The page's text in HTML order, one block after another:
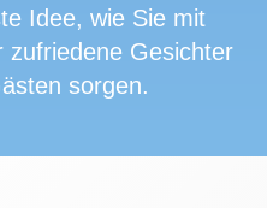
Idee, wie Sie mit
zufriedene Gesichter
sorgen.